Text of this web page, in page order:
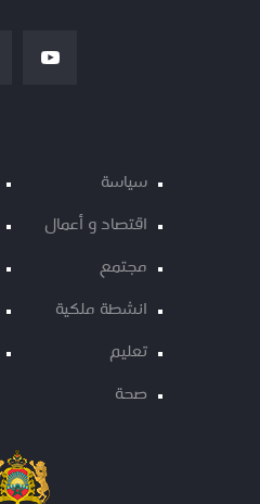
سياسة
اقتصاد و أعمال
مجتمع
انشطة ملكية
تعليم
صحة